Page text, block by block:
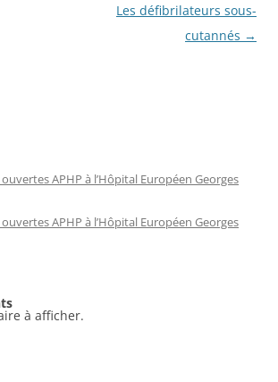
Les défibrilateurs sous-
cutannés →
APHP à l’Hôpital Européen Georges
APHP à l’Hôpital Européen Georges
à afficher.